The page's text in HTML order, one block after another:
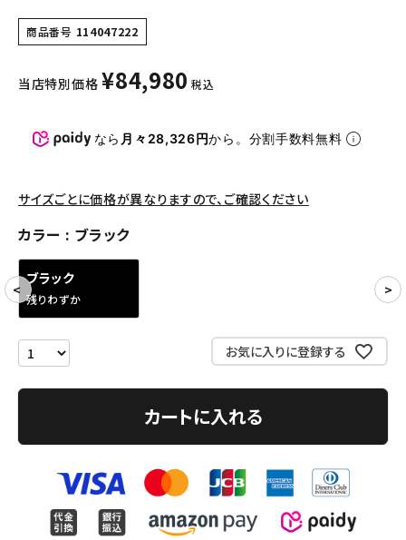
その他バッグ類
パンツ・ショーツ
アクセサリー
CONTENTS
ACCOUNT MENU
Follow us
商品番号 114047222
当店特別価格 ¥84,980 税込
なら 月々28,326円から。分割手数料無料
サイズごとに価格が異なりますので、ご確認ください
カラー ブラック
ブラック
残りわずか
お気に入りに登録する
カートに入れる